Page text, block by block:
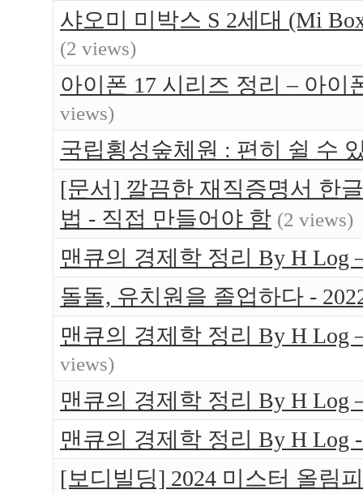
샤오미 미박스 S 2세대 (Mi
(2 views)
아이폰 17 시리즈 정리 – 아이
views)
국립횡성숲체원 : 편히 쉴 수
[문서] 깔끔한 재직증명서 한
법 - 직접 만들어야 함 (2 views)
맨큐의 경제학 정리 By H Log
돌돌, 유치원을 졸업하다 -
맨큐의 경제학 정리 By H Log
views)
맨큐의 경제학 정리 By H Log
맨큐의 경제학 정리 By H Log
[보디빌딩] 2024 미스터 올림